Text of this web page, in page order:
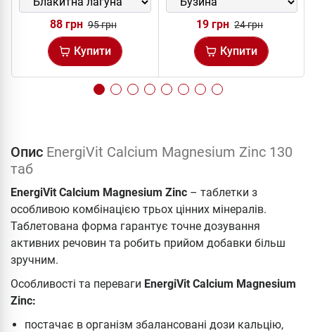
88 грн 95 грн
Купити
19 грн 24 грн
Купити
Опис EnergiVit Calcium Magnesium Zinc 130
таб
EnergiVit Calcium Magnesium Zinc – таблетки з
особливою комбінацією трьох цінних мінералів.
Таблетована форма гарантує точне дозування
активних речовин та робить прийом добавки більш
зручним.
Особливості та переваги EnergiVit Calcium Magnesium
Zinc:
постачає в організм збалансовані дози кальцію,